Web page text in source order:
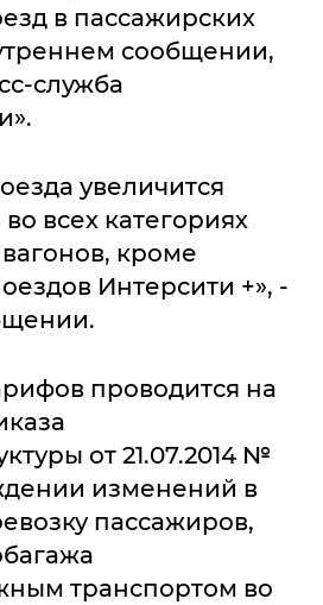
в пассажирских
сообщении,
служба
увеличится
всех категориях
кроме
Интерсити +», -
проводится на
от 21.07.2014 №
изменений в
пассажиров,
транспортом во